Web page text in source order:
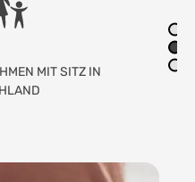
HANDARBEIT